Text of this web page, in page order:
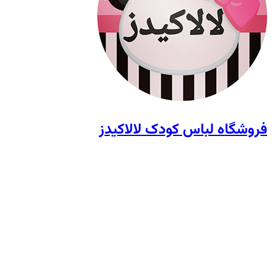
فروشگاه لباس کودک لالاکیدز